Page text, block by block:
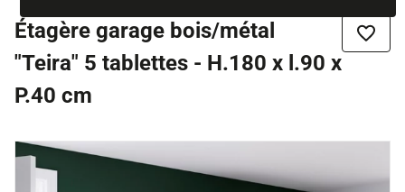
page
Étagère garage bois/métal
"Teira" 5 tablettes - H.180 x l.90 x
P.40 cm